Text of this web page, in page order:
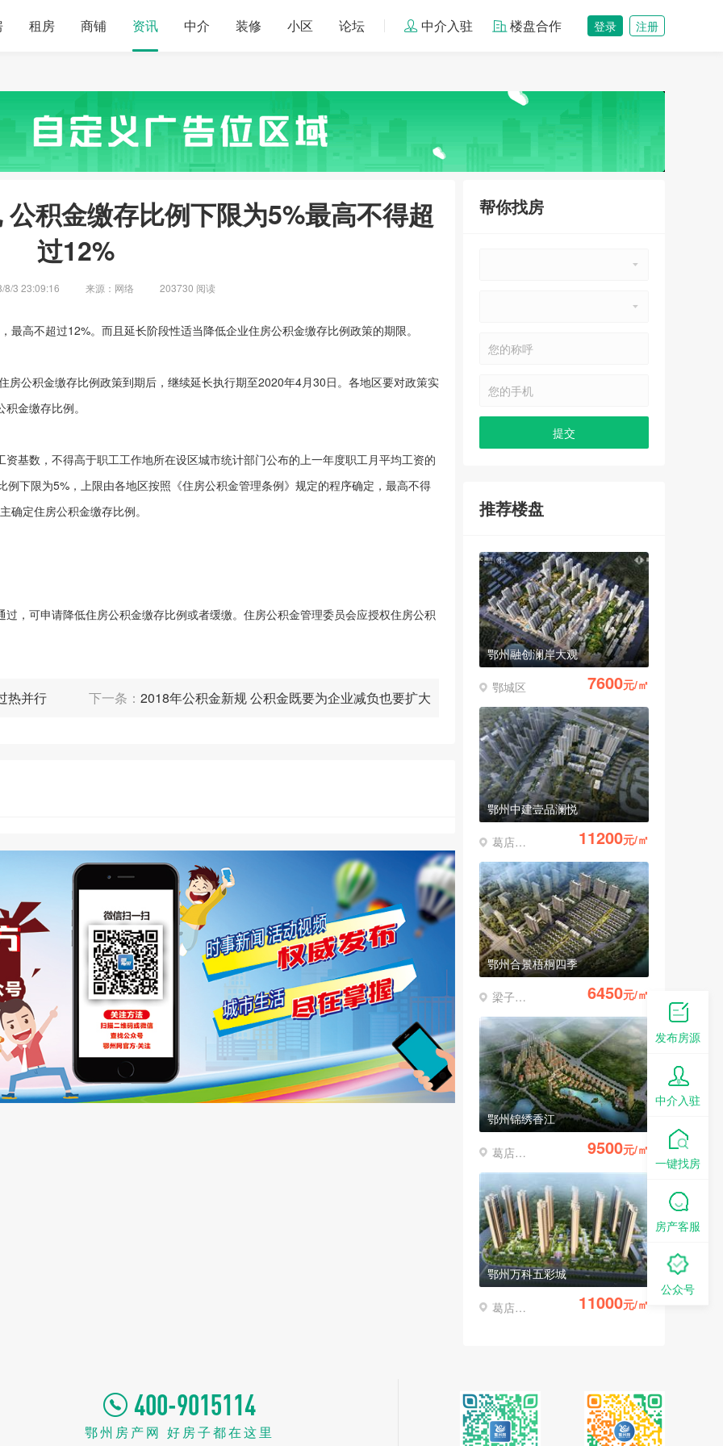
租房 商铺 资讯 中介 装修 小区 论坛 中介入驻 楼盘合作 登录 注册
积金缴存比例下限为5%最高不得超
过12%
8/3 23:09:16 来源：网络 203730 阅读
高不超过12%。而且延长阶段性适当降低企业住房公积金缴存比例政策的期限。
积金缴存比例政策到期后，继续延长执行期至2020年4月30日。各地区要对政策实
金缴存比例。
数，不得高于职工工作地所在设区城市统计部门公布的上一年度职工月平均工资的
下限为5%，上限由各地区按照《住房公积金管理条例》规定的程序确定，最高不得
确定住房公积金缴存比例。
可申请降低住房公积金缴存比例或者缓缴。住房公积金管理委员会应授权住房公积
热并行 下一条： 2018年公积金新规 公积金既要为企业减负也要扩大
帮你找房
推荐楼盘
鄂州恒大首府
鄂州碧桂园·黄金时代
鄂州融创澜岸大观
鄂州中建壹品澜悦
葛店经济开发区 11200元/㎡
鄂州合景梧桐四季
梁子湖区 6450元/㎡
鄂州锦绣香江
葛店经济开发区 9500元/㎡
鄂州万科五彩城
葛店经济开发区 11000元/㎡
鄂州中核城·城市之光
鄂城区 价格待定
鄂州恒大金碧天下
400-9015114
鄂州房产网 好房子都在这里
发布房源
中介入驻
一键找房
房产客服
公众号